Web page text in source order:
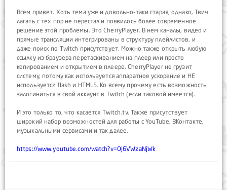
Всем привет. Хоть тема уже и довольно-таки старая, однако, Твич
лагать с тех пор не перестал и появилось более современное
решение этой проблемы. Это CherryPlayer. В нем каналы, видео и
прямые трансляции интегрированы в структуру плейлистов, и
даже поиск по Twitch присутствует. Можно также открыть любую
ссылку из браузера перетаскиванием на плеер или просто
копированием и открытием в плеере. CherryPlayer не грузит
систему, потому как используется аппаратное ускорение и НЕ
используетcz flash и HTML5. Ко всему прочему есть возможность
залогиниться в свой аккаунт в Twitch (если таковой имеется).
И это только то, что касается Twitch.tv. Также присутствует
широкий набор возможностей для работы с YouTube, ВКонтакте,
музыкальными сервисами и так далее.
https://www.youtube.com/watch?v=Oj6VWzaNjWk